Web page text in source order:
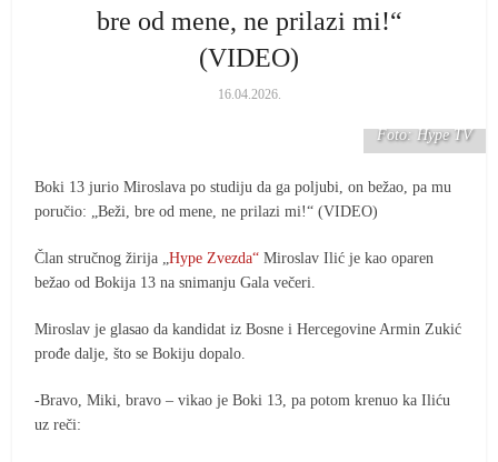
bre od mene, ne prilazi mi!“
(VIDEO)
16.04.2026.
Foto: Hype TV
Boki 13 jurio Miroslava po studiju da ga poljubi, on bežao, pa mu
poručio: „Beži, bre od mene, ne prilazi mi!“ (VIDEO)
Član stručnog žirija „Hype Zvezda“ Miroslav Ilić je kao oparen
bežao od Bokija 13 na snimanju Gala večeri.
Miroslav je glasao da kandidat iz Bosne i Hercegovine Armin Zukić
prođe dalje, što se Bokiju dopalo.
-Bravo, Miki, bravo – vikao je Boki 13, pa potom krenuo ka Iliću
uz reči: